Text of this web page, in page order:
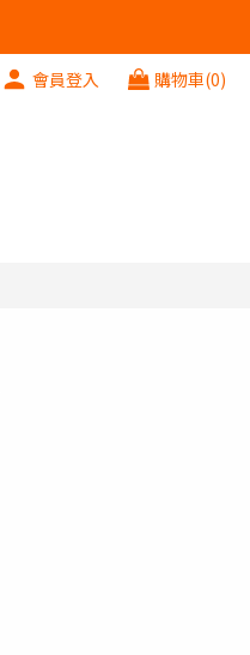
會員登入 購物車(0)
立即購買